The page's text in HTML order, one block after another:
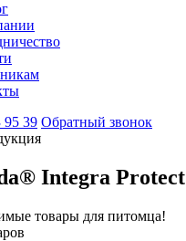
95 39 Обратный звонок
Integra Protect
товары для питомца!